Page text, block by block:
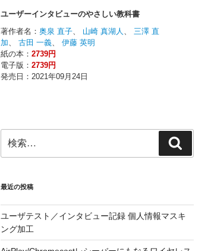
索:
索
最近の投稿
ユーザテスト／インタビュー記録 個人情報マスキ
ング加工